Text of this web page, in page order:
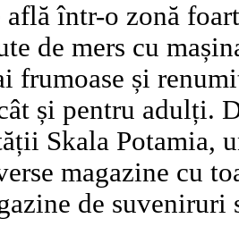
află într-o zonă
de mers cu
frumoase și
și pentru adulți.
Skala Potamia,
magazine cu
de